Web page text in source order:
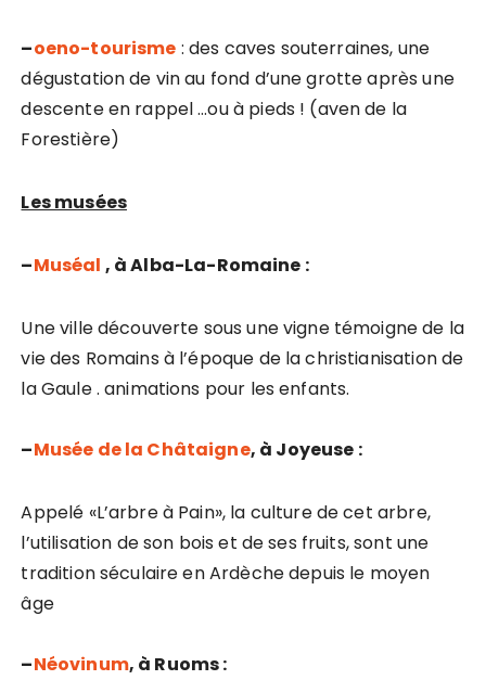
–oeno-tourisme : des caves souterraines, une
dégustation de vin au fond d’une grotte après une
descente en rappel …ou à pieds ! (aven de la
Forestière)
Les musées
–Muséal , à Alba-La-Romaine :
Une ville découverte sous une vigne témoigne de la
vie des Romains à l’époque de la christianisation de
la Gaule . animations pour les enfants.
–Musée de la Châtaigne, à Joyeuse :
Appelé «L’arbre à Pain», la culture de cet arbre,
l’utilisation de son bois et de ses fruits, sont une
tradition séculaire en Ardèche depuis le moyen
âge
–Néovinum, à Ruoms :